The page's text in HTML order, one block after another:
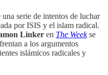
serie de intentos de luchar
por ISIS y el islam radical.
Linker en The Weekse
a los argumentos
islámicos radicales y